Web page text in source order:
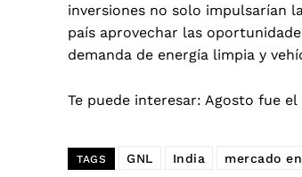
inversiones no solo impulsarían
país aprovechar las
demanda de energía limpia y
Te puede interesar: Agosto fue el
TAGS GNL India mercado